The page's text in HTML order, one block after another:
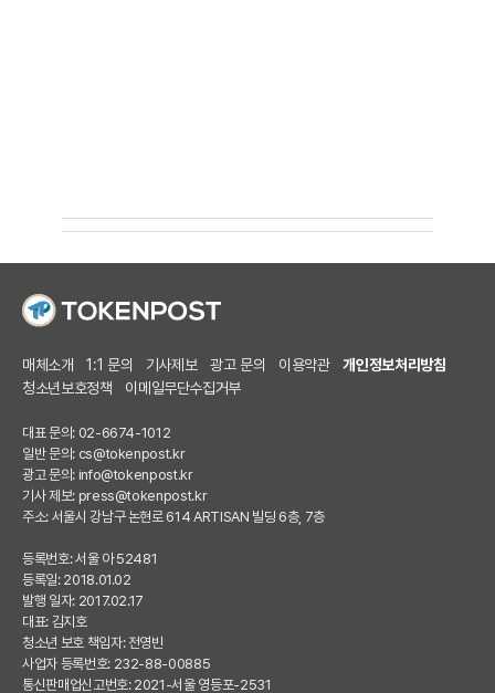
매체소개 1:1 문의 기사제보 광고 문의 이용약관
개인정보처리방침
청소년보호정책
이메일무단수집거부
대표 문의: 02-6674-1012
일반 문의: cs@tokenpost.kr
광고 문의: info@tokenpost.kr
기사 제보: press@tokenpost.kr
주소: 서울시 강남구 논현로 614 ARTISAN 빌딩 6층, 7층
등록번호: 서울 아 52481
등록일: 2018.01.02
발행 일자: 2017.02.17
대표: 김지호
청소년 보호 책임자: 전영빈
사업자 등록번호: 232-88-00885
통신판매업신고번호: 2021-서울 영등포-2531